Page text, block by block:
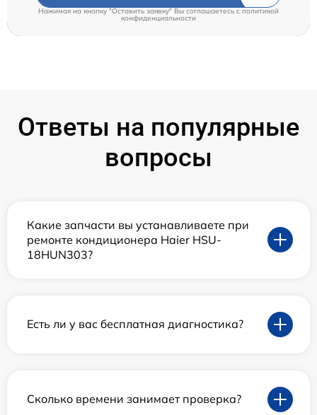
Нажимая на кнопку "Оставить заявку" Вы соглашаетесь cполитикой
конфиденциальности
Ответы на популярные
вопросы
Какие запчасти вы устанавливаете при
ремонте кондиционера Haier HSU-
18HUN303?
Есть ли у вас бесплатная диагностика?
Сколько времени занимает проверка?